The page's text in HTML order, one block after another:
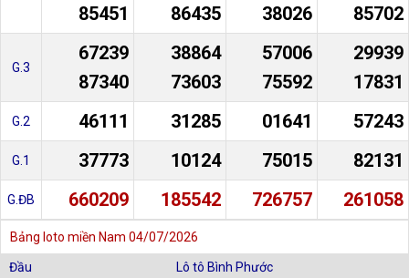
85451
86435
38026
85702
G.3
67239
87340
38864
73603
57006
75592
29939
17831
G.2 46111 31285 01641 57243
G.1 37773 10124 75015 82131
G.ĐB 660209 185542 726757 261058
Bảng loto miền Nam 04/07/2026
Đầu
Lô tô Bình Phước